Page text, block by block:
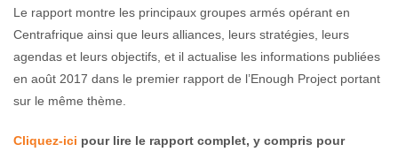
Le rapport montre les principaux groupes armés opérant en
Centrafrique ainsi que leurs alliances, leurs stratégies, leurs
agendas et leurs objectifs, et il actualise les informations publiées
en août 2017 dans le premier rapport de l’Enough Project portant
sur le même thème.
Cliquez-ici pour lire le rapport complet, y compris pour